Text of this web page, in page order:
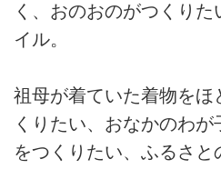
く、おのおのがつくり
イル。
祖母が着ていた着物をほ
くりたい、おなかのわが
をつくりたい、ふるさ